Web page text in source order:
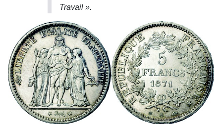
Travail ».